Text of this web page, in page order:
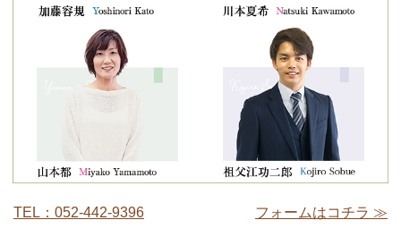
TEL：052-442-9396 フォームはコチラ ≫